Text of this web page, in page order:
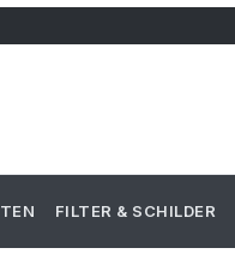
FILTER & SCHILDER